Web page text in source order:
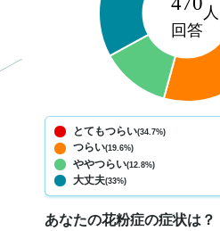
とてもつらい(34.7%)
つらい(19.6%)
ややつらい(12.8%)
大丈夫(33%)
あなたの花粉症の症状は？